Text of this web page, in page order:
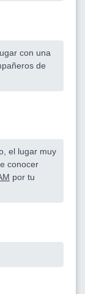
con una
de
el lugar muy
conocer
por tu